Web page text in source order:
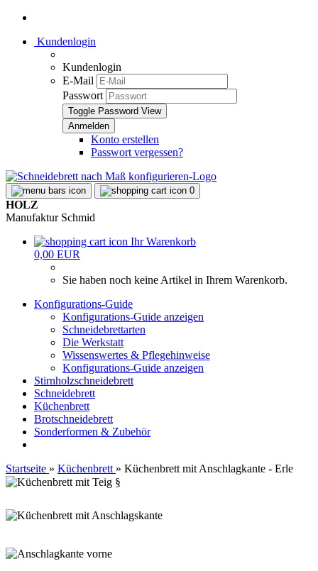
Kundenlogin
Kundenlogin
E-Mail
Passwort
Toggle Password View
Konto erstellen
Passwort vergessen?
0
HOLZ
Manufaktur Schmid
Ihr Warenkorb
0,00 EUR
Sie haben noch keine Artikel in Ihrem Warenkorb.
Konfigurations-Guide
Konfigurations-Guide anzeigen
Schneidebrettarten
Die Werkstatt
Wissenswertes & Pflegehinweise
Konfigurations-Guide anzeigen
Stirnholzschneidebrett
Schneidebrett
Küchenbrett
Brotschneidebrett
Sonderformen & Zubehör
Startseite » Küchenbrett » Küchenbrett mit Anschlagkante - Erle